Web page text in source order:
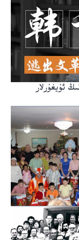
ئۇيغۇرلار